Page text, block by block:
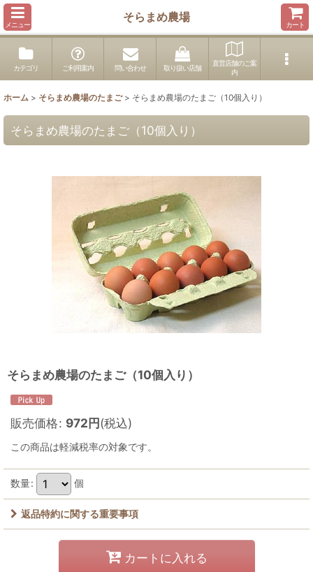
メニュー
そらまめ農場
カート
カテゴリ ご利用案内 問い合わせ 取り扱い店舗
直営店舗のご案
内
ホーム > そらまめ農場のたまご > そらまめ農場のたまご（10個入り）
そらまめ農場のたまご（10個入り）
そらまめ農場のたまご（10個入り）
販売価格: 972円(税込)
この商品は軽減税率の対象です。
数量: 個
返品特約に関する重要事項
カートに入れる